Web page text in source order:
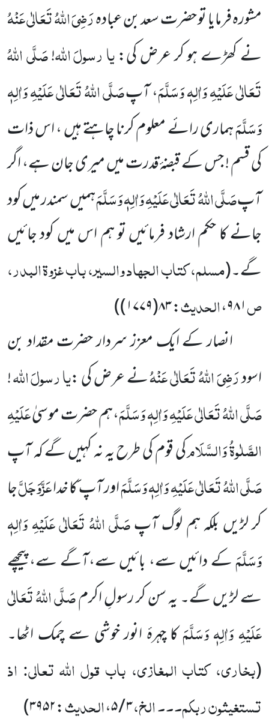
مشورہ فرمایا تو حضرت سعد بن عبادہرَضِیَ اللہُ تَعَالٰی عَنْہُ
نے کھڑے ہو کر عرض کی:یارسولَاللہ!صَلَّی اللہُ
تَعَالٰی عَلَیْہِ وَاٰلِہٖ وَسَلَّمَ، آپصَلَّی اللہُ تَعَالٰی عَلَیْہِ وَاٰلِہٖ
وَسَلَّمَہماری رائے معلوم کرنا چاہتے ہیں ، اس ذات
کی قسم ! جس کے قبضۂ قدرت میں میری جان ہے، اگر
آپصَلَّی اللہُ تَعَالٰی عَلَیْہِ وَاٰلِہٖ وَسَلَّمَہمیں سمندر میں کود
جانے کا حکم ارشاد فرمائیں تو ہم اس میں کود جائیں
گے۔(مسلم، کتاب الجہاد والسیر، باب غزوۃ البدر،
ص۹۸۱،الحدیث:۸۳(۱۷۷۹))
انصار کے ایک معزز سردار حضرت مقداد بن
اسودرَضِیَ اللہُ تَعَالٰی عَنْہُنے عرض کی:یارسولَاللہ!
صَلَّی اللہُ تَعَالٰی عَلَیْہِ وَاٰلِہٖ وَسَلَّمَ،ہم حضرت موسیٰعَلَیْہِ
الصَّلٰوۃُ وَالسَّلَامکی قوم کی طرح یہ نہ کہیں گے کہ آپ
صَلَّی اللہُ تَعَالٰی عَلَیْہِ وَاٰلِہٖ وَسَلَّمَاور آپکا خداعَزَّوَجَلَّجا
کر لڑیں بلکہ ہم لوگ آپصَلَّی اللہُ تَعَالٰی عَلَیْہِ وَاٰلِہٖ
وَسَلَّمَکے دائیں سے، بائیں سے،آگے سے، پیچھے
سے لڑیں گے۔ یہ سن کر رسولِ اکرمصَلَّی اللہُ تَعَالٰی
عَلَیْہِ وَاٰلِہٖ وَسَلَّمَکا چہرۂ انور خوشی سے چمک اٹھا۔
(بخاری، کتاب المغازی، باب قول اللہ تعالی: اذ
تستغیثون ربکم۔۔۔ الخ،۳/۵،الحدیث:۳۹۵۲)